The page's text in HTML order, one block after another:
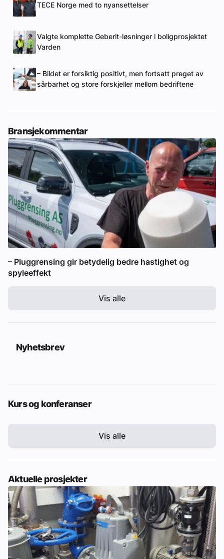
TECE Norge med to nyansettelser
Valgte komplette Geberit-løsninger i boligprosjektet
Varden
– Bildet er forsiktig positivt, men fortsatt preget av
sårbarhet og store forskjeller mellom bedriftene
Bransjekommentar
– Pluggrensing gir betydelig bedre hastighet og
spyleeffekt
Vis alle
Nyhetsbrev
Kurs og konferanser
Vis alle
Aktuelle prosjekter